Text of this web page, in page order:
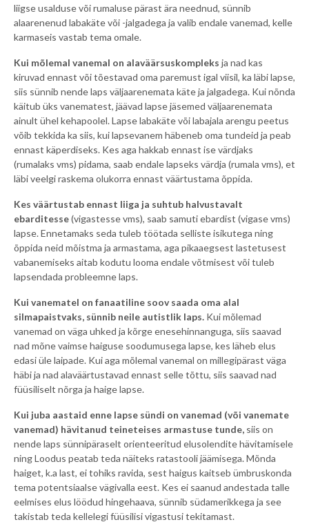
liigse usalduse või rumaluse pärast ära neednud, sünnib
alaarenenud labakäte või -jalgadega ja valib endale vanemad, kelle
karmaseis vastab tema omale.
Kui mõlemal vanemal on alaväärsuskompleks ja nad kas
kiruvad ennast või tõestavad oma paremust igal viisil, ka läbi lapse,
siis sünnib nende laps väljaarenemata käte ja jalgadega. Kui nõnda
käitub üks vanematest, jäävad lapse jäsemed väljaarenemata
ainult ühel kehapoolel. Lapse labakäte või labajala arengu peetus
võib tekkida ka siis, kui lapsevanem häbeneb oma tundeid ja peab
ennast käperdiseks. Kes aga hakkab ennast ise värdjaks
(rumalaks vms) pidama, saab endale lapseks värdja (rumala vms), et
läbi veelgi raskema olukorra ennast väärtustama õppida.
Kes väärtustab ennast liiga ja suhtub halvustavalt
ebarditesse(vigastesse vms), saab samuti ebardist (vigase vms)
lapse. Ennetamaks seda tuleb töötada selliste isikutega ning
õppida neid mõistma ja armastama, aga pikaaegsest lastetusest
vabanemiseks aitab kodutu looma endale võtmisest või tuleb
lapsendada probleemne laps.
Kui vanematel on fanaatiline soov saada oma alal
silmapaistvaks, sünnib neile autistlik laps. Kui mõlemad
vanemad on väga uhked ja kõrge enesehinnanguga, siis saavad
nad mõne vaimse haiguse soodumusega lapse, kes läheb elus
edasi üle laipade. Kui aga mõlemal vanemal on millegipärast väga
häbi ja nad alaväärtustavad ennast selle tõttu, siis saavad nad
füüsiliselt nõrga ja haige lapse.
Kui juba aastaid enne lapse sündi on vanemad (või vanemate
vanemad) hävitanud teineteises armastuse tunde, siis on
nende laps sünnipäraselt orienteeritud elusolendite hävitamisele
ning Loodus peatab teda näiteks ratastooli jäämisega. Mõnda
haiget, k.a last, ei tohiks ravida, sest haigus kaitseb ümbruskonda
tema potentsiaalse vägivalla eest. Kes ei saanud andestada talle
eelmises elus löödud hingehaava, sünnib südamerikkega ja see
takistab teda kellelegi füüsilisi vigastusi tekitamast.